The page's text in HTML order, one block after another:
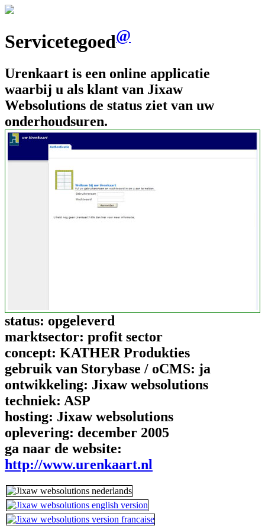
Servicetegoed@
Urenkaart is een online applicatie
waarbij u als klant van Jixaw
Websolutions de status ziet van uw
onderhoudsuren.
status: opgeleverd
marktsector: profit sector
concept: KATHER Produkties
gebruik van Storybase / oCMS: ja
ontwikkeling: Jixaw websolutions
techniek: ASP
hosting: Jixaw websolutions
oplevering: december 2005
ga naar de website:
http://www.urenkaart.nl